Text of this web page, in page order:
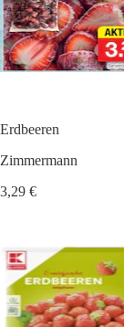
Erdbeeren
Zimmermann
3,29 €